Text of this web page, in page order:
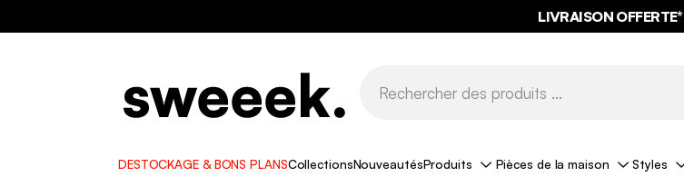
LIVRAISON OFFERTE*
DESTOCKAGE & BONS PLANSCollectionsNouveautésProduits Pièces de la maison Styles